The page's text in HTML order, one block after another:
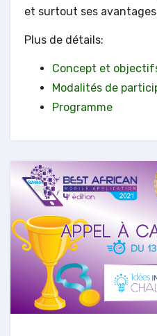
et surtout ses
Plus de détails:
Concept et
Modalités de
Programme